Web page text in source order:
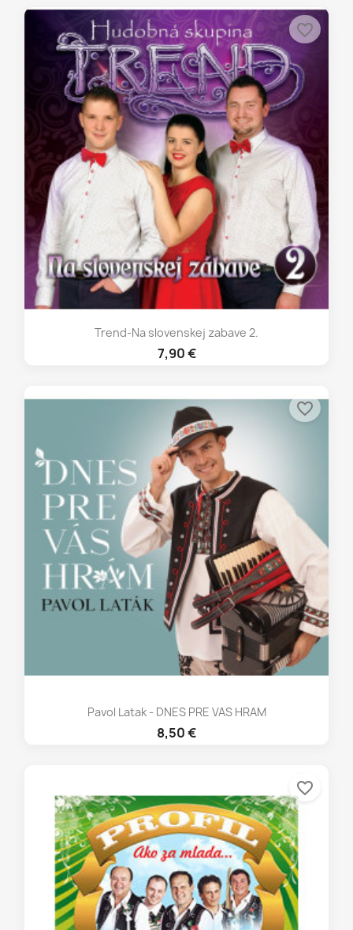
Trend-Na slovenskej zabave 2.
7,90 €
favorite_border
Pavol Latak - DNES PRE VAS HRAM
8,50 €
favorite_border
favorite_border